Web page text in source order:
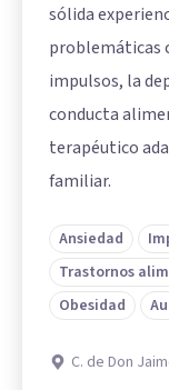
sólida
problemáticas
impulsos, la
conducta
terapéutico
familiar.
Ansiedad
Trastornos
Obesidad
C. de Don